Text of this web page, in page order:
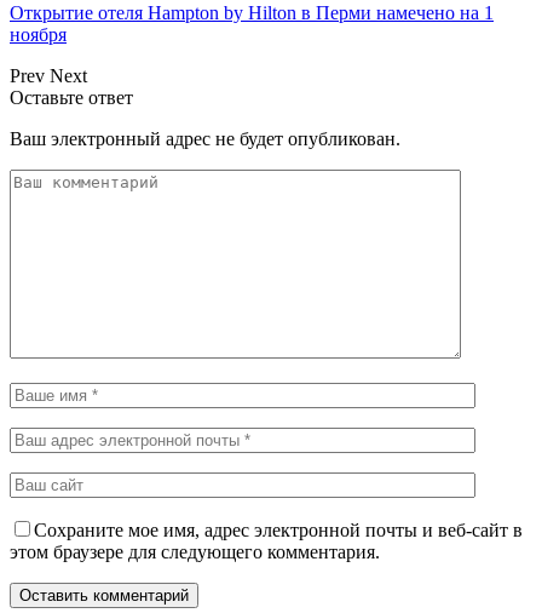
Открытие отеля Hampton by Hilton в Перми намечено на 1
ноября
Prev Next
Оставьте ответ
Ваш электронный адрес не будет опубликован.
Сохраните мое имя, адрес электронной почты и веб-сайт в
этом браузере для следующего комментария.